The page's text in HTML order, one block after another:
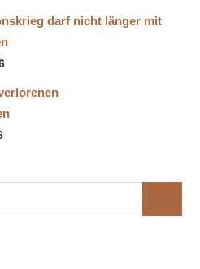
darf nicht länger mit